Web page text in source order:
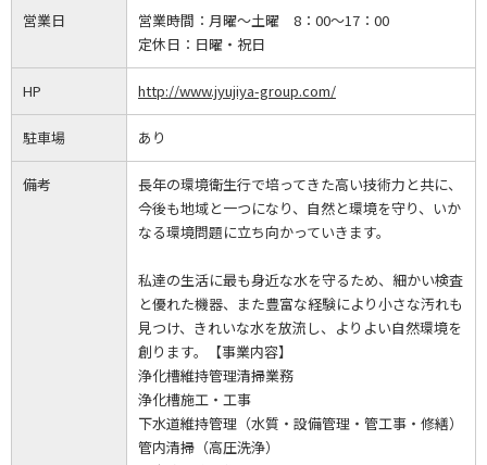
営業日 営業時間： 月曜～土曜 8：00～17：00
定休日： 日曜・祝日
HP http://www.jyujiya-group.com/
駐車場 あり
備考
長年の環境衛生行で培ってきた高い技術力と共に、
今後も地域と一つになり、自然と環境を守り、いか
なる環境問題に立ち向かっていきます。
私達の生活に最も身近な水を守るため、細かい検査
と優れた機器、また豊富な経験により小さな汚れも
見つけ、きれいな水を放流し、よりよい自然環境を
創ります。【事業内容】
浄化槽維持管理清掃業務
浄化槽施工・工事
下水道維持管理（水質・設備管理・管工事・修繕）
管内清掃（高圧洗浄）